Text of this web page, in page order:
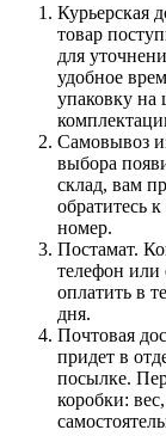
Курьерская
товар
для
удобное
упаковку на
Самовывоз
выбора
склад, вам
обратитесь
номер.
Постамат.
телефон или
оплатить в
дня.
Почтовая
придет в
посылке.
коробки: